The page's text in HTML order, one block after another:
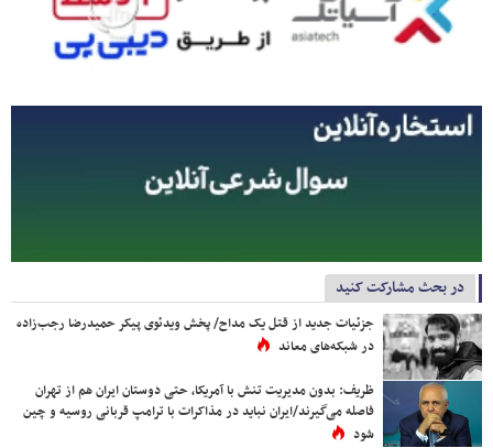
در بحث مشارکت کنید
جزئیات جدید از قتل یک مداح/ پخش ویدئوی پیکر حمیدرضا رجب‌زاده
در شبکه‌های معاند
ظریف: بدون مدیریت تنش با آمریکا، حتی دوستان ایران هم از تهران
فاصله می‌گیرند/ایران نباید در مذاکرات با ترامپ قربانی روسیه و چین
شود